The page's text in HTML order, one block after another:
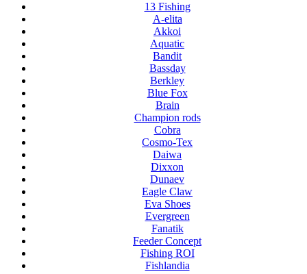
13 Fishing
A-elita
Akkoi
Aquatic
Bandit
Bassday
Berkley
Blue Fox
Brain
Champion rods
Cobra
Cosmo-Tex
Daiwa
Dixxon
Dunaev
Eagle Claw
Eva Shoes
Evergreen
Fanatik
Feeder Concept
Fishing ROI
Fishlandia